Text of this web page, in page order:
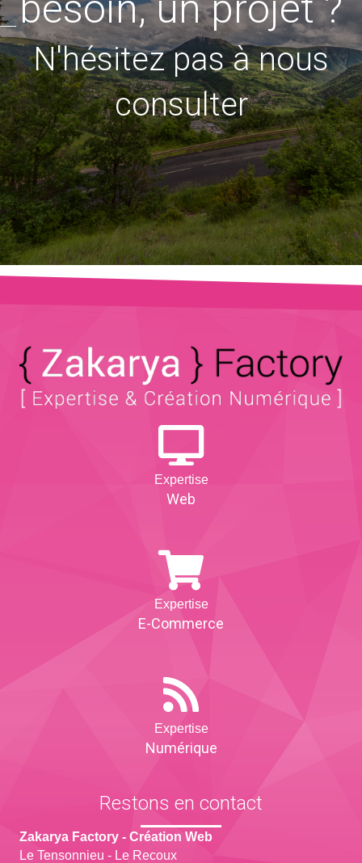
N'hésitez pas à nous
consulter
Expertise
Web
Expertise
E-Commerce
Expertise
Numérique
Restons en contact
Zakarya Factory - Création Web
Le Tensonnieu - Le Recoux